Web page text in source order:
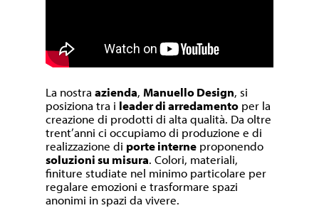
La nostraazienda, Manuello Design, si
posiziona tra i leader di arredamento per la
creazione di prodotti di alta qualità. Da oltre
trent’anni ci occupiamo di produzione e di
realizzazione di porte interne proponendo
soluzioni su misura. Colori, materiali,
finiture studiate nel minimo particolare per
regalare emozioni e trasformare spazi
anonimi in spazi da vivere.